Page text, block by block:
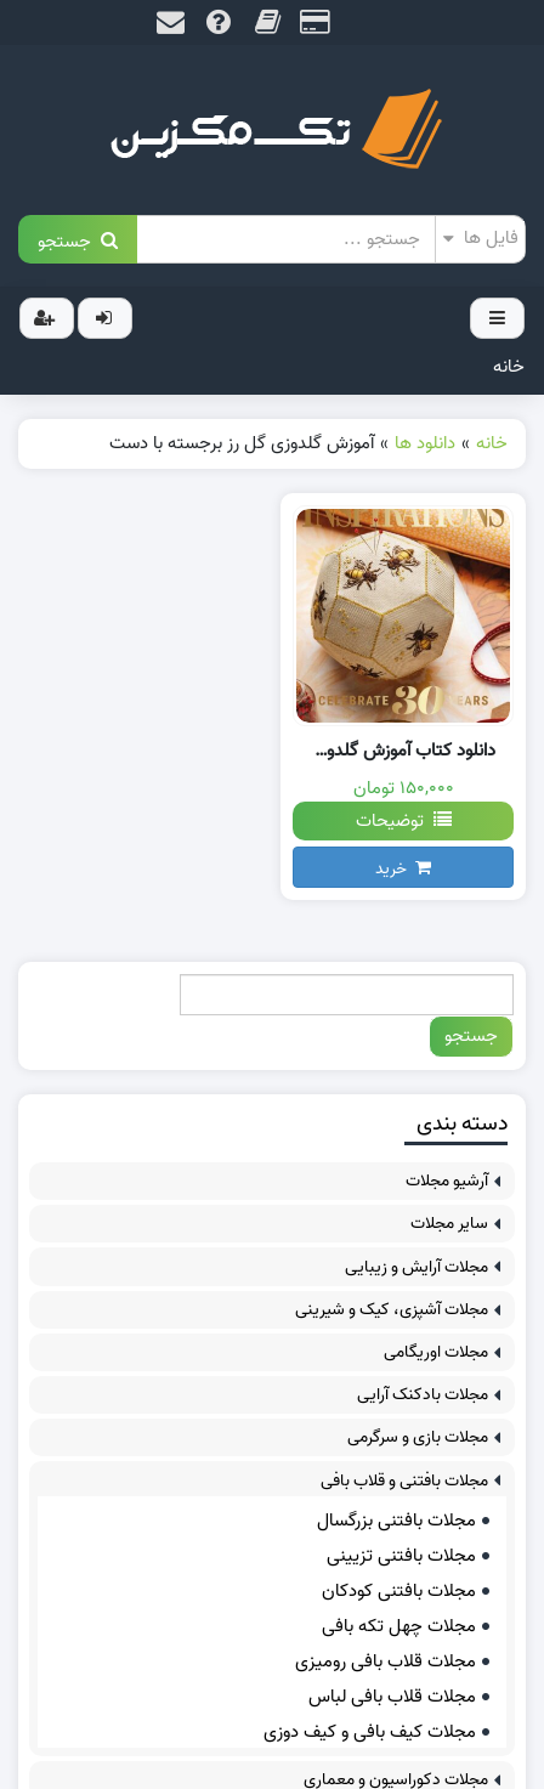
جستجو
خانه
خانه » دانلود ها » آموزش گلدوزی گل رز برجسته با دست
دانلود کتاب آموزش گلدوزی برجسته با دست
۱۵۰,۰۰۰ تومان
توضیحات
خرید
دسته بندی
آرشیو مجلات
سایر مجلات
مجلات آرایش و زیبایی
مجلات آشپزی، کیک و شیرینی
مجلات اوریگامی
مجلات بادکنک آرایی
مجلات بازی و سرگرمی
مجلات بافتنی و قلاب بافی
مجلات بافتنی بزرگسال
مجلات بافتنی تزیینی
مجلات بافتنی کودکان
مجلات چهل تکه بافی
مجلات قلاب بافی رومیزی
مجلات قلاب بافی لباس
مجلات کیف بافی و کیف دوزی
مجلات دکوراسیون و معماری